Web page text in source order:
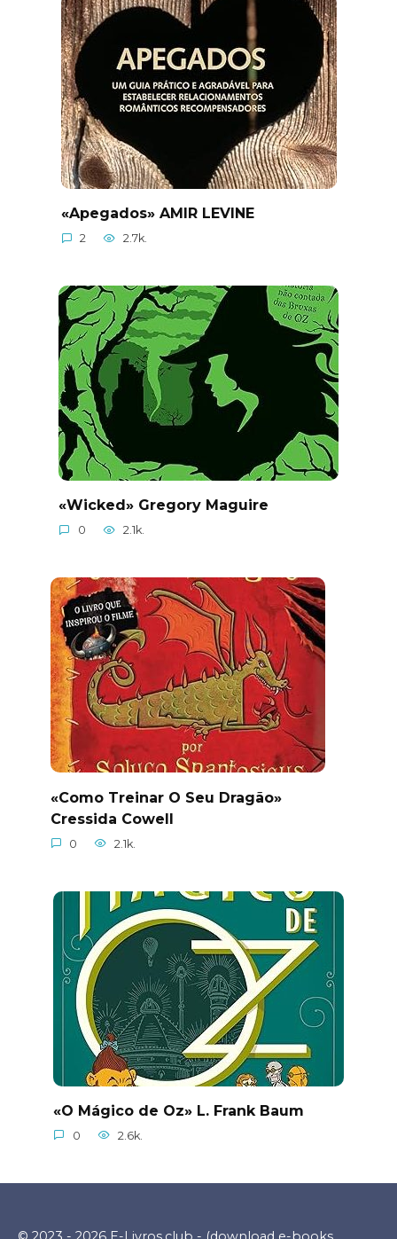
«Apegados» AMIR LEVINE
2 2.7k.
«Wicked» Gregory Maguire
0 2.1k.
«Como Treinar O Seu Dragão»
Cressida Cowell
0 2.1k.
«O Mágico de Oz» L. Frank Baum
0 2.6k.